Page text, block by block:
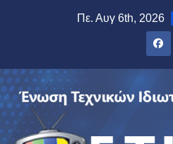
Πε. Αυγ 6th, 2026